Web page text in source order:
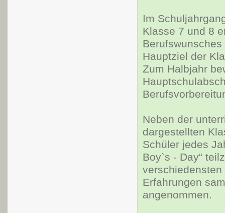
Im
Klasse 7 und 8
Hauptziel der
Zum Halbjahr
Neben der
dargestellten
Schüler jedes
Boy`s - Day“
Erfahrungen
angenommen.